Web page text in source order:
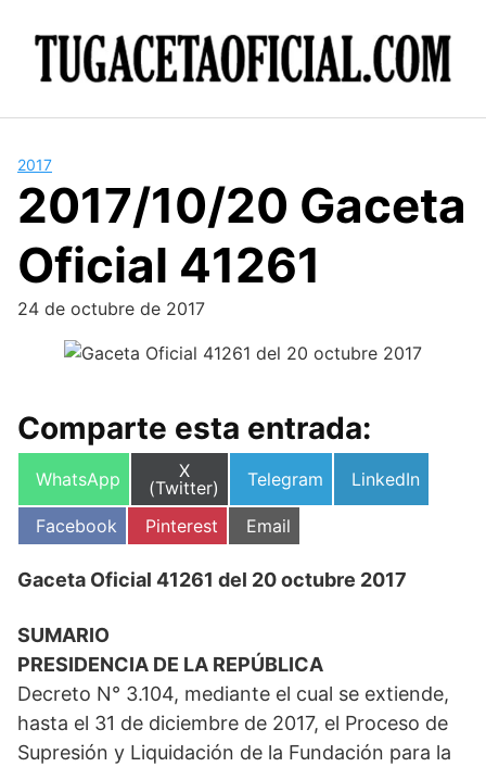
2017
2017/10/20 Gaceta
Oficial 41261
24 de octubre de 2017
Comparte esta entrada:
Compartir
WhatsApp
Compartir
en
X
(Twitter)
Compartir
Telegram
Compartir
LinkedIn
Compartir
en
Facebook
Compartir
en
Pinterest
Compartir
en
Email
Gaceta Oficial 41261 del 20 octubre 2017
SUMARIO
PRESIDENCIA DE LA REPÚBLICA
Decreto N° 3.104, mediante el cual se extiende,
hasta el 31 de diciembre de 2017, el Proceso de
Supresión y Liquidación de la Fundación para la